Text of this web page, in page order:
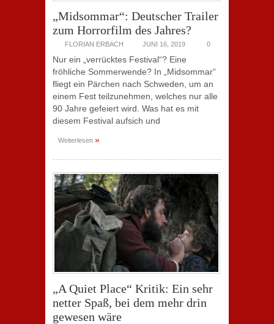
„Midsommar“: Deutscher Trailer
zum Horrorfilm des Jahres?
FLORIAN ERBACH JUNI 16, 2019 0
Nur ein „verrücktes Festival“? Eine
fröhliche Sommerwende? In „Midsommar“
fliegt ein Pärchen nach Schweden, um an
einem Fest teilzunehmen, welches nur alle
90 Jahre gefeiert wird. Was hat es mit
diesem Festival aufsich und
Weiterlesen »
„A Quiet Place“ Kritik: Ein sehr
netter Spaß, bei dem mehr drin
gewesen wäre